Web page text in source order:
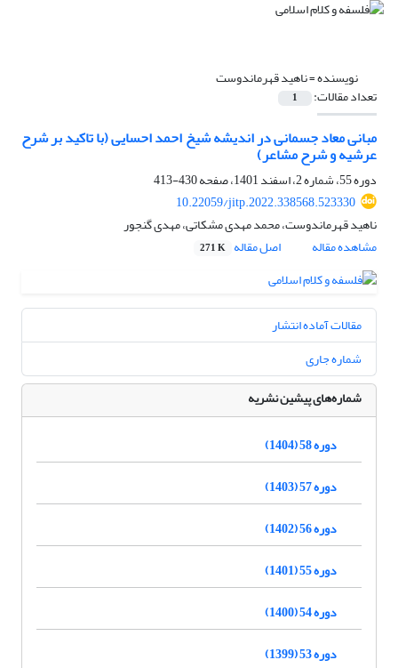
نویسنده =ناهید قهرماندوست
تعداد مقالات: 1
مبانی معاد جسمانی در اندیشه شیخ احمد احسایی (با تاکید بر شرح
عرشیه و شرح مشاعر)
دوره 55، شماره 2، اسفند 1401، صفحه
430-413
10.22059/jitp.2022.338568.523330
ناهید قهرماندوست، محمد مهدی مشکاتی، مهدی گنجور
مشاهده مقاله
اصل مقاله 271 K
مقالات آماده انتشار
شماره جاری
شماره‌های پیشین نشریه
دوره 58 (1404)
دوره 57 (1403)
دوره 56 (1402)
دوره 55 (1401)
دوره 54 (1400)
دوره 53 (1399)